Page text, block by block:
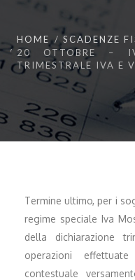
HOME
SCADENZE
20 OTTOBRE –
TRIMESTRALE IVA E
Termine ultimo, per i
regime speciale Iva
della dichiarazione
operazioni
contestuale